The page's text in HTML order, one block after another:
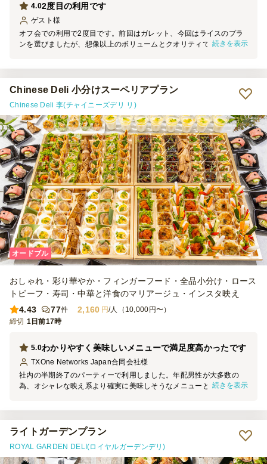
2度目の利用です
4.0
ゲスト 様
​オフ会での利用で2度目です。前回はガレット、今回はライスのプラ
ンを選びましたが、想像以上のボリュームとクオリティでした。配達
続きを表示
Chinese Deli 小分けスーペリアプラン
Chinese Deli 李(チャイニーズデリ リ)
オードブル
おしゃれ・彩り華やか・フィンガーフード・全品小分け・ロース
トビーフ・寿司・中華と洋食のマリアージュ・インスタ映え
4.43
77件 2,160 円/人（10,000円〜）
締切 1日前17時
わかりやすく美味しいメニューで満足度高かったです
5.0
TXOne Networks Japan合同会社様
社内の半期終了のパーティーで利用しました。年配男性が大多数の
為、オシャレな映え系より確実に美味しそうなメニューと思い選択し
続きを表示
ライトガーデンプラン
ROYAL GARDEN DELI(ロイヤルガーデンデリ)